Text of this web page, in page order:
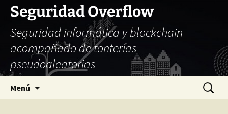
Seguridad Overflow
Seguridad informática y blockchain
acompañado de tonterías
pseudoaleatorias
Menú Buscar: